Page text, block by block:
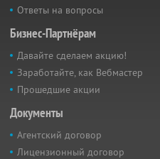
Ответы на вопросы
Бизнес-Партнёрам
Давайте сделаем акцию!
Заработайте, как Вебмастер
Прошедшие акции
Документы
Агентский договор
Лицензионный договор